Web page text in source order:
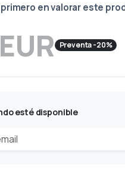
primero en valorar este
Preventa -20%
esté disponible